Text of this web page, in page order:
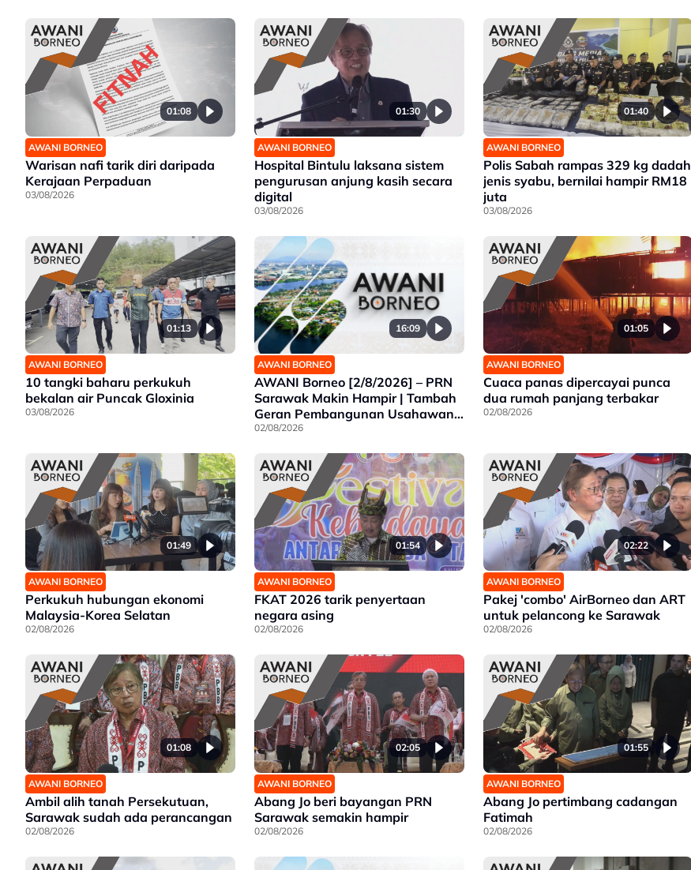
01:08
AWANI BORNEO
Warisan nafi tarik diri daripada
Kerajaan Perpaduan
03/08/2026
01:30
AWANI BORNEO
Hospital Bintulu laksana sistem
pengurusan anjung kasih secara
digital
03/08/2026
01:40
AWANI BORNEO
Polis Sabah rampas 329 kg dadah
jenis syabu, bernilai hampir RM18
juta
03/08/2026
01:13
AWANI BORNEO
10 tangki baharu perkukuh
bekalan air Puncak Gloxinia
03/08/2026
16:09
AWANI BORNEO
AWANI Borneo [2/8/2026] – PRN
Sarawak Makin Hampir | Tambah
Geran Pembangunan Usahawan
Wanita | Projek Empangan Air
02/08/2026
01:05
AWANI BORNEO
Cuaca panas dipercayai punca
dua rumah panjang terbakar
02/08/2026
01:49
AWANI BORNEO
Perkukuh hubungan ekonomi
Malaysia-Korea Selatan
02/08/2026
01:54
AWANI BORNEO
FKAT 2026 tarik penyertaan
negara asing
02/08/2026
02:22
AWANI BORNEO
Pakej 'combo' AirBorneo dan ART
untuk pelancong ke Sarawak
02/08/2026
01:08
AWANI BORNEO
Ambil alih tanah Persekutuan,
Sarawak sudah ada perancangan
02/08/2026
02:05
AWANI BORNEO
Abang Jo beri bayangan PRN
Sarawak semakin hampir
02/08/2026
01:55
AWANI BORNEO
Abang Jo pertimbang cadangan
Fatimah
02/08/2026